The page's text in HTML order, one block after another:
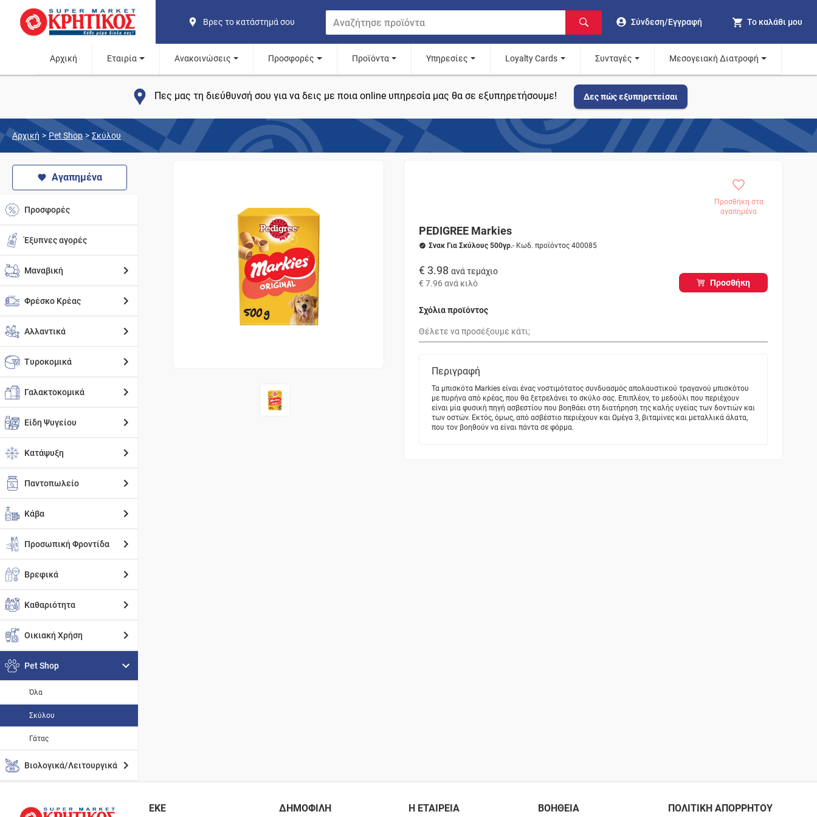
Βρες το κατάστημά σου Σύνδεση/Εγγραφή Το καλάθι μου
Αρχική Εταιρία Ανακοινώσεις Προσφορές Προϊόντα Υπηρεσίες Loyalty Cards Συνταγές Μεσογειακή Διατροφή
Πες μας τη διεύθυνσή σου για να δεις με ποια online υπηρεσία μας θα σε εξυπηρετήσουμε! Δες πώς εξυπηρετείσαι
Αρχική > Pet Shop > Σκύλου
Αγαπημένα
Προσφορές
Έξυπνες αγορές
Μαναβική
Φρέσκο Κρέας
Αλλαντικά
Τυροκομικά
Γαλακτοκομικά
Είδη Ψυγείου
Κατάψυξη
Παντοπωλείο
Κάβα
Προσωπική Φροντίδα
Βρεφικά
Καθαριότητα
Οικιακή Χρήση
Pet Shop
Όλα
Σκύλου
Γάτας
Βιολογικά/Λειτουργικά
Προσθήκη στα
αγαπημένα
PEDIGREE Markies
Σνακ Για Σκύλους 500γρ.- Κωδ. προϊόντος 400085
€ 3.98 ανά τεμάχιο
€ 7.96 ανά κιλό Προσθήκη
Σχόλια προϊόντος
Περιγραφή
Τα μπισκότα Markies είναι ένας νοστιμότατος συνδυασμός απολαυστικού τραγανού μπισκότου
με πυρήνα από κρέας, που θα ξετρελάνει το σκύλο σας. Επιπλέον, το μεδούλι που περιέχουν
είναι μία φυσική πηγή ασβεστίου που βοηθάει στη διατήρηση της καλής υγείας των δοντιών και
των οστών. Εκτός, όμως, από ασβέστιο περιέχουν και Ωμέγα 3, βιταμίνες και μεταλλικά άλατα,
που τον βοηθούν να είναι πάντα σε φόρμα.
ΕΚΕ ΔΗΜΟΦΙΛΗ Η ΕΤΑΙΡΕΙΑ ΒΟΗΘΕΙΑ ΠΟΛΙΤΙΚΗ ΑΠΟΡΡΗΤΟΥ